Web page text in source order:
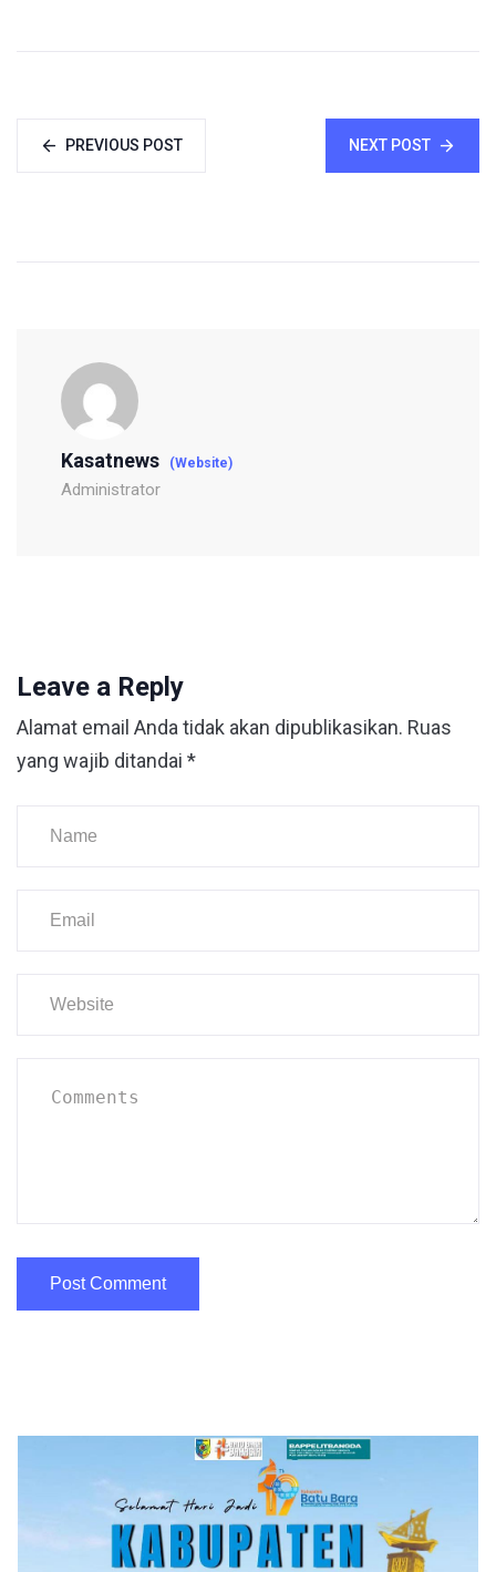
PREVIOUS POST NEXT POST
Kasatnews (Website)
Administrator
Leave a Reply
Alamat email Anda tidak akan dipublikasikan. Ruas
yang wajib ditandai *